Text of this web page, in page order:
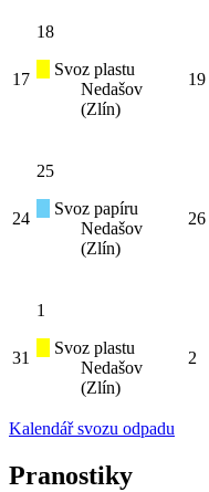
17
18
Svoz plastu
Nedašov
(Zlín)
19
24
25
Svoz papíru
Nedašov
(Zlín)
26
31
1
Svoz plastu
Nedašov
(Zlín)
2
Kalendář svozu odpadu
Pranostiky